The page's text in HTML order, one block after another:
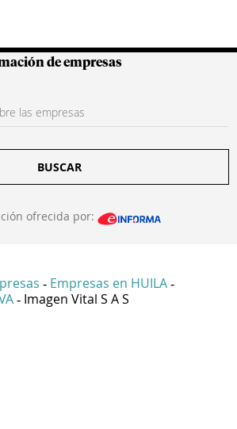
Colombianas
de empresas
BUSCAR
ofrecida por:
- Empresas en HUILA -
- Imagen Vital S A S